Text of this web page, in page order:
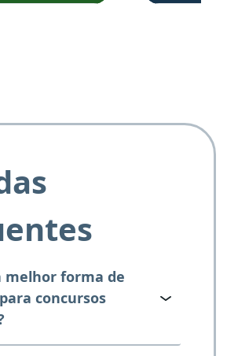
melhor forma de
concursos